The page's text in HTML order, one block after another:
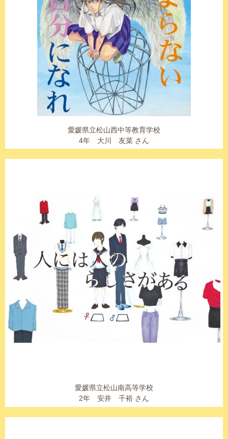
愛媛県立松山西中等教育学校
4年 大川 友菜 さん
愛媛県立松山南高等学校
2年 安井 千裕 さん